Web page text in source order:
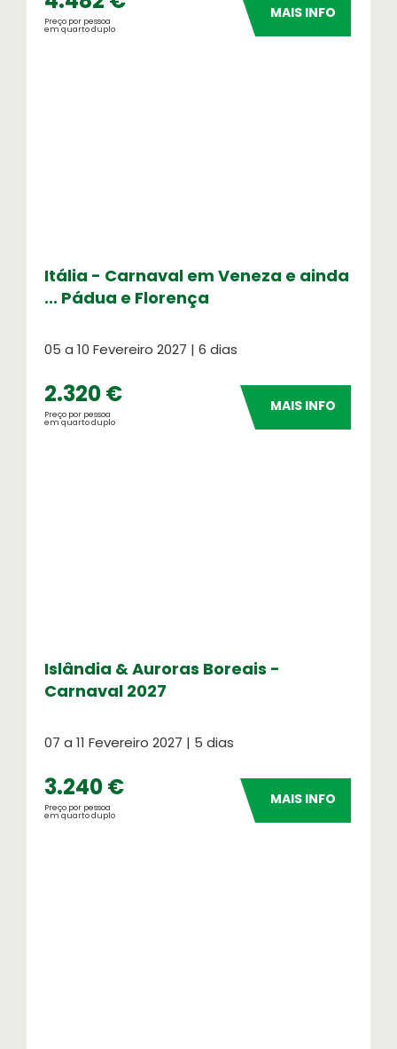
Preço por pessoa
em quarto duplo
MAIS INFO
Itália - Carnaval em Veneza e ainda
... Pádua e Florença
05 a 10 Fevereiro 2027 | 6 dias
2.320 €
Preço por pessoa
em quarto duplo
MAIS INFO
Islândia & Auroras Boreais -
Carnaval 2027
07 a 11 Fevereiro 2027 | 5 dias
3.240 €
Preço por pessoa
em quarto duplo
MAIS INFO